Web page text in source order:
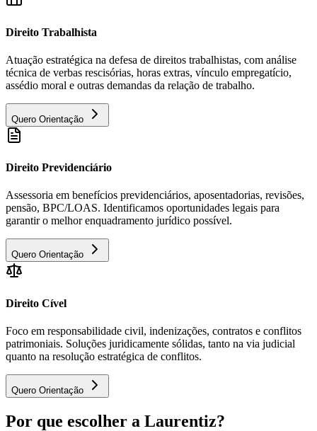
Direito Trabalhista
Atuação estratégica na defesa de direitos trabalhistas, com análise
técnica de verbas rescisórias, horas extras, vínculo empregatício,
assédio moral e outras demandas da relação de trabalho.
Quero Orientação
Direito Previdenciário
Assessoria em benefícios previdenciários, aposentadorias, revisões,
pensão, BPC/LOAS. Identificamos oportunidades legais para
garantir o melhor enquadramento jurídico possível.
Quero Orientação
Direito Cível
Foco em responsabilidade civil, indenizações, contratos e conflitos
patrimoniais. Soluções juridicamente sólidas, tanto na via judicial
quanto na resolução estratégica de conflitos.
Quero Orientação
Por que escolher a Laurentiz?